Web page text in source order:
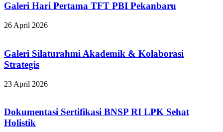
Galeri Hari Pertama TFT PBI Pekanbaru
26 April 2026
Galeri Silaturahmi Akademik & Kolaborasi
Strategis
23 April 2026
Dokumentasi Sertifikasi BNSP RI LPK Sehat
Holistik